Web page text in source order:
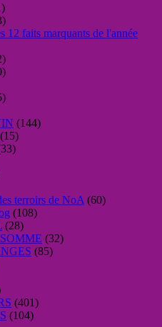
12 faits marquants de l'année
(144)
(15)
terroirs de NoA (60)
(108)
(28)
(32)
(85)
(401)
(104)